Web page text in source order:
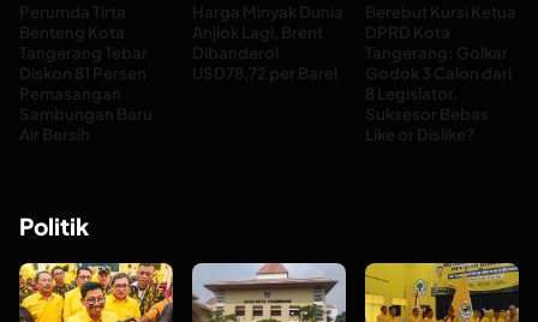
Perumda Tirta
Benteng Kota
Tangerang Tebar
Diskon 81 Persen
Pemasangan
Sambungan Baru
Air Bersih
Harga Minyak Dunia
Anjlok Lagi, Brent
Dibanderol
USD78,72 per Barel
Berebut Kursi Ketua
DPRD Kota
Tangerang: Golkar
Godok 3 Calon dari
8 Legislator,
Suksesor Bebas
Like or Dislike?
Politik